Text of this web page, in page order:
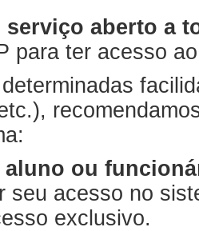
serviço aberto a
para ter acesso
aluno ou
seu acesso no
exclusivo.